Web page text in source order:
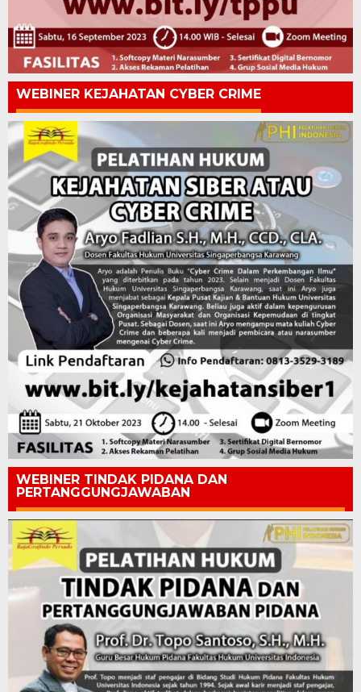
WEBINER KEJAHATAN CYBER CRIME
WEBINER TINDAK PIDANA DAN
PERTANGGUNGJAWABAN